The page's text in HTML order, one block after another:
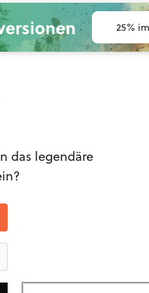
25%
das legendäre